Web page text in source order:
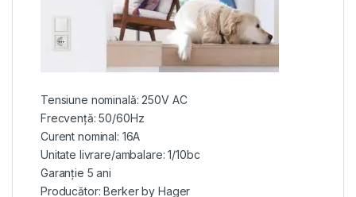
Tensiune nominală: 250V AC
Frecvență: 50/60Hz
Curent nominal: 16A
Unitate livrare/ambalare: 1/10bc
Garanție 5 ani
Producător: Berker by Hager